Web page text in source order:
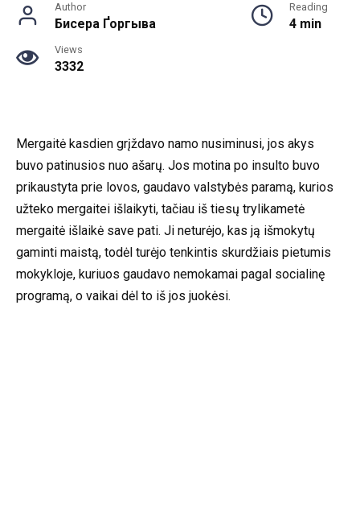
Author
Бисера Ґоргыва
Reading
4 min
Views
3332
Mergaitė kasdien grįždavo namo nusiminusi, jos akys
buvo patinusios nuo ašarų. Jos motina po insulto buvo
prikaustyta prie lovos, gaudavo valstybės paramą, kurios
užteko mergaitei išlaikyti, tačiau iš tiesų trylikametė
mergaitė išlaikė save pati. Ji neturėjo, kas ją išmokytų
gaminti maistą, todėl turėjo tenkintis skurdžiais pietumis
mokykloje, kuriuos gaudavo nemokamai pagal socialinę
programą, o vaikai dėl to iš jos juokėsi.